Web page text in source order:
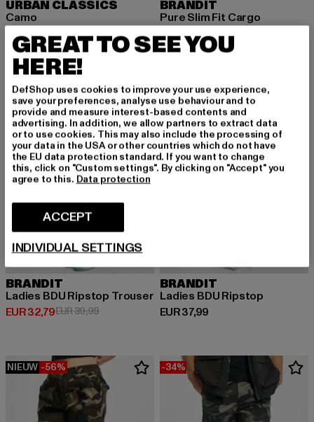
URBAN CLASSICS
Camo
EUR 17,09
Huidige prijs: EUR 17,09
BRANDIT
Pure Slim Fit Cargo
EUR 56,99
Huidige prijs: EUR 56,99
NIEUW -18%
BRANDIT
Ladies BDU Ripstop Trouser
EUR 32,79
Huidige prijs: EUR 32,79
EUR 39,99Actieprijs: EUR 39,99
BRANDIT
Ladies BDU Ripstop
EUR 37,99
Huidige prijs: EUR 37,99
NIEUW -56% -34%
GREAT TO SEE YOU
HERE!
DefShop uses cookies to improve your use experience,
save your preferences, analyse use behaviour and to
provide and measure interest-based contents and
advertising. In addition, we allow partners to extract data
or to use cookies. This may also include the processing of
your data in the USA or other countries which do not have
the EU data protection standard. If you want to change
this, click on "Custom settings". By clicking on "Accept" you
agree to this. Data protection
ACCEPT
INDIVIDUAL SETTINGS